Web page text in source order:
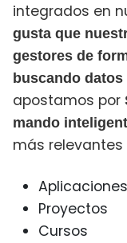
integrados en
gusta que
gestores de
buscando
apostamos por
mando
más relevantes
Aplicaciones
Proyectos
Cursos